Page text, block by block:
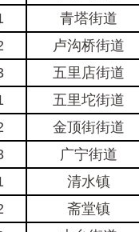
青塔街道
卢沟桥街道
五里店街道
五里坨街道
金顶街街道
广宁街道
清水镇
斋堂镇